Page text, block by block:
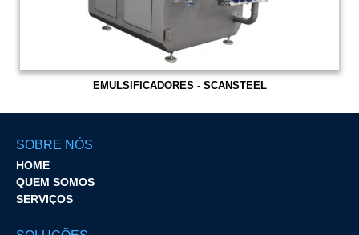
EMULSIFICADORES - SCANSTEEL
SOBRE NÓS
HOME
QUEM SOMOS
SERVIÇOS